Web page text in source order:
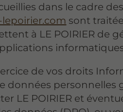
dans le cadre
sont
à LE POIRIER de
de vos droits
données personnelles
LE POIRIER et